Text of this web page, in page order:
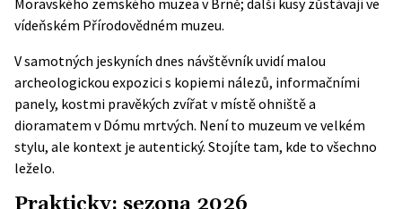
vídeňském Přírodovědném muzeu.
V samotných jeskyních dnes návštěvník uvidí malou
archeologickou expozici s kopiemi nálezů, informačními
panely, kostmi pravěkých zvířat v místě ohniště a
dioramatem v Dómu mrtvých. Není to muzeum ve velkém
stylu, ale kontext je autentický. Stojíte tam, kde to všechno
leželo.